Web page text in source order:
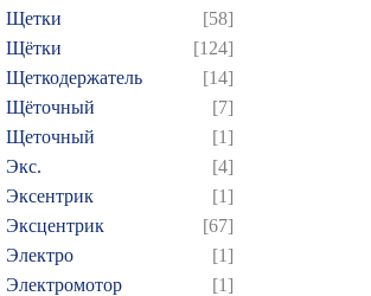
Щетки
[58]
Щётки
[124]
Щеткодержатель
[14]
Щёточный
[7]
Щеточный
[1]
Экс.
[4]
Эксентрик
[1]
Эксцентрик
[67]
Электро
[1]
Электромотор
[1]